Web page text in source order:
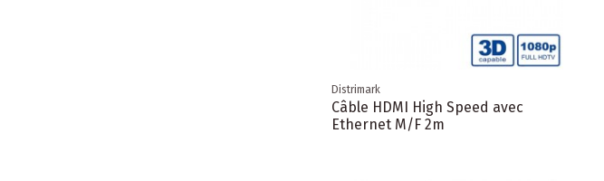
Distrimark
Câble HDMI High Speed avec
Ethernet M/F 2m